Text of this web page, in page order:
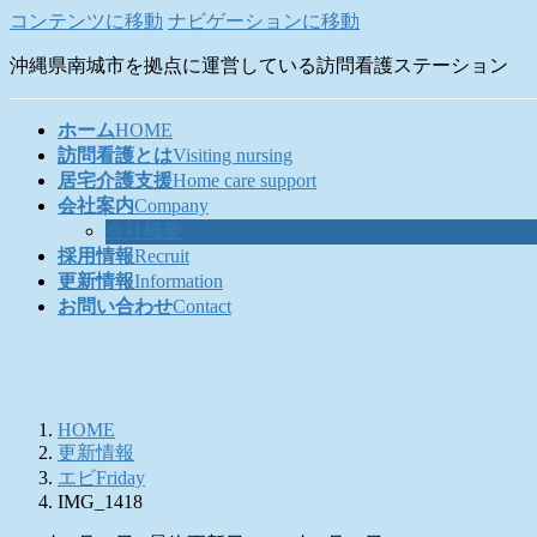
コンテンツに移動 ナビゲーションに移動
沖縄県南城市を拠点に運営している訪問看護ステーション
ホームHOME
訪問看護とはVisiting nursing
居宅介護支援Home care support
会社案内Company
採用情報Recruit
更新情報Information
お問い合わせContact
HOME
更新情報
エビFriday
IMG_1418